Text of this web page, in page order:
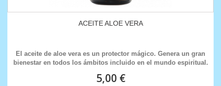
ACEITE ALOE VERA
El aceite de aloe vera es un protector mágico. Genera un gran
bienestar en todos los ámbitos incluido en el mundo espiritual.
5,00 €